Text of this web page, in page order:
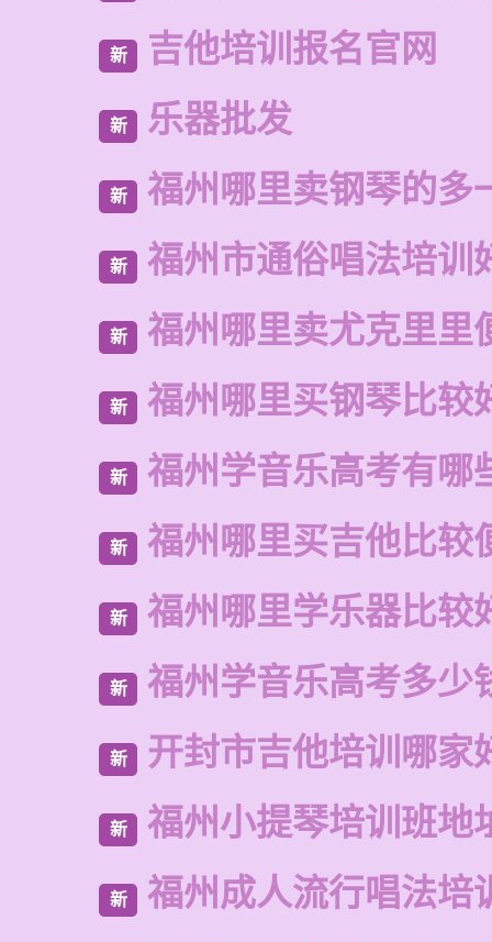
新 吉他培训报名官网
新 乐器批发
新 福州哪里卖钢琴的多
新 福州市通俗唱法培训
新 福州哪里卖尤克里里
新 福州哪里买钢琴比较
新 福州学音乐高考有哪
新 福州哪里买吉他比较
新 福州哪里学乐器比较
新 福州学音乐高考多少
新 开封市吉他培训哪家
新 福州小提琴培训班地
新 福州成人流行唱法培